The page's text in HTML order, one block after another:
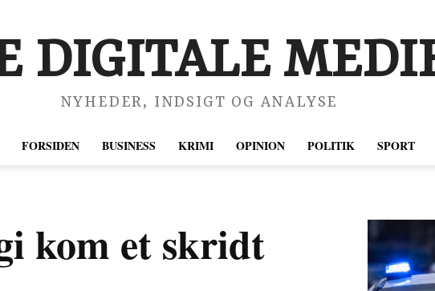
DIGITALE
NYHEDER, INDSIGT OG ANALYSE
FORSIDEN BUSINESS KRIMI OPINION POLITIK SPORT
kom et skridt